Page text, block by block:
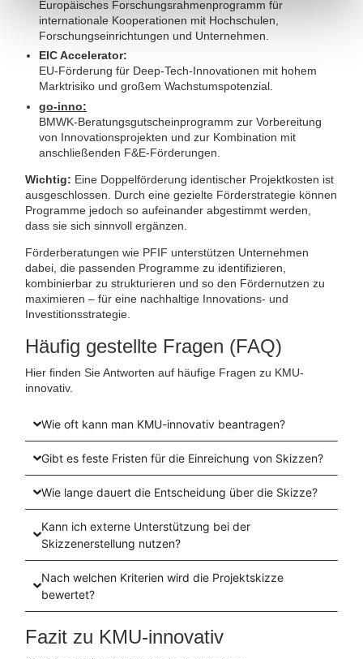
Europäisches Forschungsrahmenprogramm für
internationale Kooperationen mit Hochschulen,
Forschungseinrichtungen und Unternehmen.
EIC Accelerator:
EU-Förderung für Deep-Tech-Innovationen mit hohem
Marktrisiko und großem Wachstumspotenzial.
go-inno:
BMWK-Beratungsgutscheinprogramm zur Vorbereitung
von Innovationsprojekten und zur Kombination mit
anschließenden F&E-Förderungen.
Wichtig: Eine Doppelförderung identischer Projektkosten ist
ausgeschlossen. Durch eine gezielte Förderstrategie können
Programme jedoch so aufeinander abgestimmt werden,
dass sie sich sinnvoll ergänzen.
Förderberatungen wie PFIF unterstützen Unternehmen
dabei, die passenden Programme zu identifizieren,
kombinierbar zu strukturieren und so den Fördernutzen zu
maximieren – für eine nachhaltige Innovations- und
Investitionsstrategie.
Häufig gestellte Fragen (FAQ)
Hier finden Sie Antworten auf häufige Fragen zu KMU-
innovativ.
Wie oft kann man KMU-innovativ beantragen?
Gibt es feste Fristen für die Einreichung von Skizzen?
Wie lange dauert die Entscheidung über die Skizze?
Kann ich externe Unterstützung bei der
Skizzenerstellung nutzen?
Nach welchen Kriterien wird die Projektskizze
bewertet?
Fazit zu KMU-innovativ